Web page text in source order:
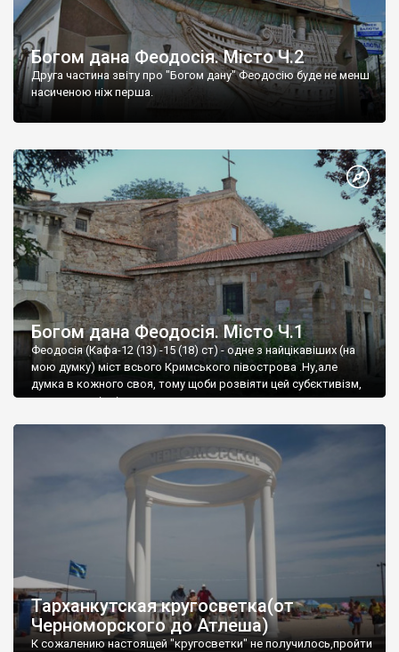
Богом дана Феодосія. Місто Ч.2
Друга частина звіту про "Богом дану" Феодосію буде не менш
насиченою ніж перша.
Богом дана Феодосія. Місто Ч.1
Феодосія (Кафа-12 (13) -15 (18) ст) - одне з найцікавіших (на
мою думку) міст всього Кримського півострова .Ну,але
думка в кожного своя, тому щоби розвіяти цей субєктивізм,
запрошую відвідати це
Тарханкутская кругосветка(от
Черноморского до Атлеша)
К сожалению настоящей "кругосветки" не получилось,пройти